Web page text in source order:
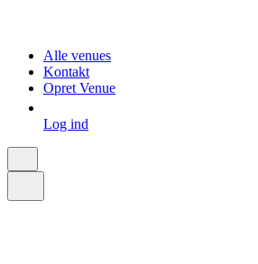
Alle venues
Kontakt
Opret Venue
Log ind